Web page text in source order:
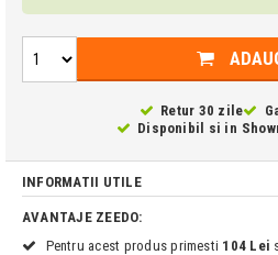
Retur 30 zile
Disponibil si in
INFORMATII UTILE
AVANTAJE ZEEDO:
Pentru acest produs primesti 104 Lei